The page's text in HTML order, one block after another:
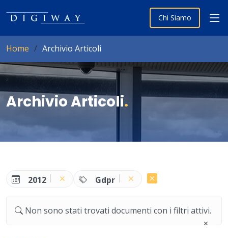
Chi Siamo
Home Archivio Articoli
Archivio Articoli.
2012 Gdpr
Non sono stati trovati documenti con i filtri attivi.